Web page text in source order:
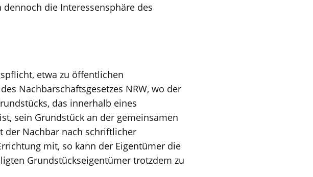
die Interessensphäre des
etwa zu öffentlichen
Nachbarschaftsgesetzes NRW, wo der
das innerhalb eines
sein Grundstück an der gemeinsamen
der Nachbar nach schriftlicher
mit, so kann der Eigentümer die
Grundstückseigentümer trotzdem zu